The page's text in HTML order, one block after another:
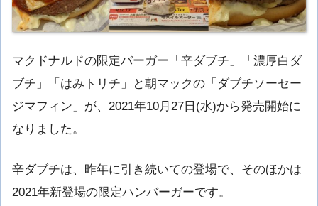
マクドナルドの限定バーガー「辛ダブチ」「濃厚白ダ
ブチ」「はみトリチ」と朝マックの「ダブチソーセー
ジマフィン」が、2021年10月27日(水)から発売開始に
なりました。
辛ダブチは、昨年に引き続いての登場で、そのほかは
2021年新登場の限定ハンバーガーです。